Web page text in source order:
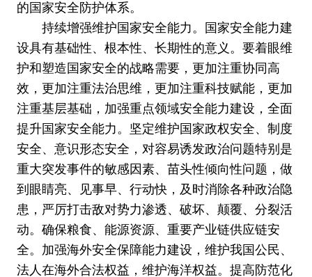
的国家安全防护体系。
持续增强维护国家安全能力。国家安全能力建
设具有基础性、根本性、长期性的意义。要着眼维
护和塑造国家安全的战略需要，更加注重协同高
效，更加注重法治思维，更加注重科技赋能，更加
注重基层基础，加强重点领域安全能力建设，全面
提升国家安全能力。坚定维护国家政权安全、制度
安全、意识形态安全，对容易诱发政治问题特别是
重大突发事件的敏感因素、苗头性倾向性问题，做
到眼睛亮、见事早、行动快，及时消除各种政治隐
患，严厉打击敌对势力渗透、破坏、颠覆、分裂活
动。确保粮食、能源资源、重要产业链供应链安
全。加强海外安全保障能力建设，维护我国公民、
法人在海外合法权益，维护海洋权益。提高防范化